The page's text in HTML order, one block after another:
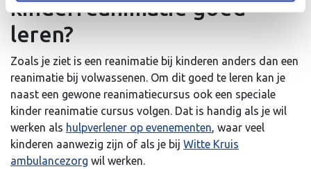
kinderreanimatie goed
leren?
Zoals je ziet is een reanimatie bij kinderen anders dan een
reanimatie bij volwassenen. Om dit goed te leren kan je
naast een gewone reanimatiecursus ook een speciale
kinder reanimatie cursus volgen. Dat is handig als je wil
werken als hulpverlener op evenementen, waar veel
kinderen aanwezig zijn of als je bij Witte Kruis
ambulancezorg wil werken.